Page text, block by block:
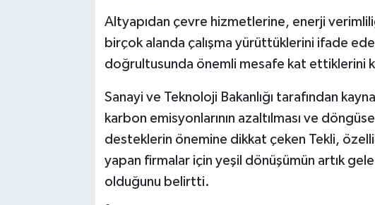
Altyapıdan çevre hizmetlerine, enerji
birçok alanda çalışma yürüttüklerini ifade
doğrultusunda önemli mesafe kat ettiklerini
Sanayi ve Teknoloji Bakanlığı tarafından
karbon emisyonlarının azaltılması ve
desteklerin önemine dikkat çeken Tekli,
yapan firmalar için yeşil dönüşümün artık
olduğunu belirtti.